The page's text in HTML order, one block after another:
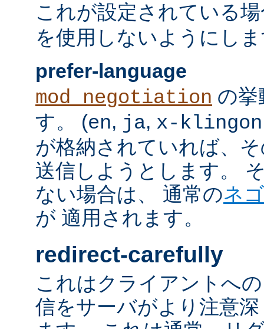
これが設定されている
を使用しないようにし
prefer-language
mod_negotiation の挙
す。 (en, ja, x-klingon
が格納されていれば、
送信しようとします。
ない場合は、 通常のネ
が 適用されます。
redirect-carefully
これはクライアントへ
信をサーバがより注意